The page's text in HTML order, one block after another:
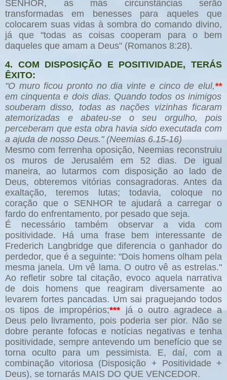
SENHOR, as más circunstâncias serão
transformadas em benesses para aqueles que
colocarem suas vidas à sombra do comando divino,
já que "todas as coisas cooperam para o bem
daqueles que amam a Deus" (Romanos 8:28).
4. COM DISPOSIÇÃO E POSITIVIDADE, TERÁS
ÊXITO:
"O muro ficou pronto no dia vinte e cinco de elul,**
em cinquenta e dois dias. Quando todos os inimigos
souberam disso, todas as nações vizinhas ficaram
atemorizadas e abateu-se o seu orgulho, pois
perceberam que esta obra havia sido executada com
a ajuda de nosso Deus." (Neemias 6.15-16)
Mesmo com ferrenha oposição, Neemias reconstruiu
os muros de Jerusalém em 52 dias. De igual
maneira, ao lutarmos com disposição ao lado de
Deus, obteremos vitórias consagradoras. Antes da
exaltação, teremos lutas; todavia, coloque no
coração que o SENHOR te ajudará a carregar o
fardo do enfrentamento, por pesado que seja.
É necessário também observar a vida com
positividade. Há uma frase bem interessante de
Frederich Langbridge que diferencia o ganhador do
perdedor, que é a seguinte: "Dois homens olham pela
mesma janela. Um vê lama. O outro vê as estrelas."
Ao refletir sobre tal citação, evoco aquela narrativa
de dois homens que reagiram diversamente ao
levarem fortes pancadas. Um sai praguejando todos
os tipos de impropérios;*** já o outro agradece a
Deus pelo livramento, pois poderia ser pior. Não se
dobre perante fofocas e notícias negativas e tenha
positividade, sempre antevendo um benefício que se
torna oculto para um pessimista. E, daí, com a
combinação vitoriosa (Disposição + Positividade +
Deus), se tornarás MAIS DO QUE VENCEDOR.